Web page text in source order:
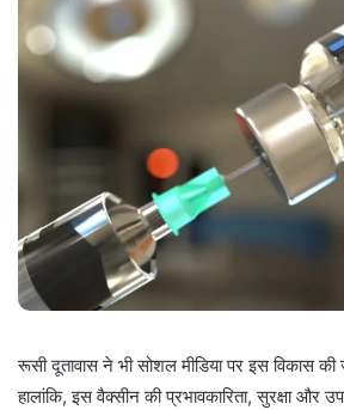
रूसी दूतावास ने भी सोशल मीडिया पर इस विकास की
हालांकि, इस वैक्सीन की प्रभावकारिता, सुरक्षा और